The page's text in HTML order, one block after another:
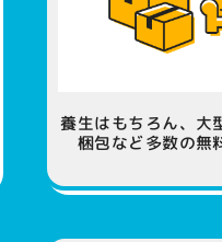
養生はもちろん、大
梱包など多数の無